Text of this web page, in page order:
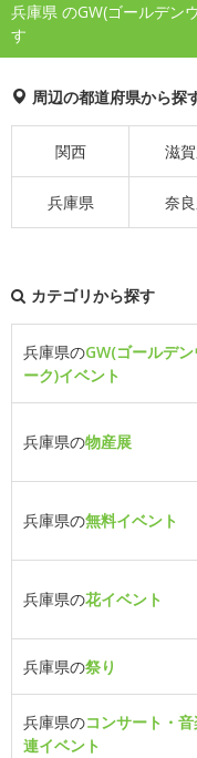
兵庫県 のGW(ゴールデン
す
周辺の都道府県から探
関西 滋
兵庫県 奈
カテゴリから探す
兵庫県のGW(ゴールデン
ーク)イベント
兵庫県の物産展
兵庫県の無料イベント
兵庫県の花イベント
兵庫県の祭り
兵庫県のコンサート・
連イベント